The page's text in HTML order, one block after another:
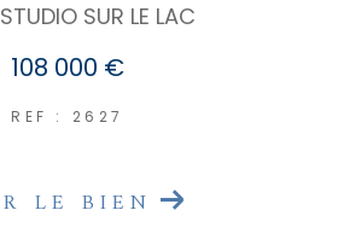
SUR LE LAC
108 000 €
REF : 2627
LE BIEN